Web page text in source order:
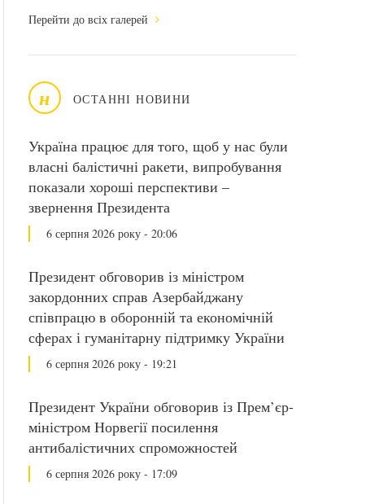
Перейти до всіх галерей
н ОСТАННІ НОВИНИ
Україна працює для того, щоб у нас були
власні балістичні ракети, випробування
показали хороші перспективи –
звернення Президента
6 серпня 2026 року - 20:06
Президент обговорив із міністром
закордонних справ Азербайджану
співпрацю в оборонній та економічній
сферах і гуманітарну підтримку України
6 серпня 2026 року - 19:21
Президент України обговорив із Прем’єр-
міністром Норвегії посилення
антибалістичних спроможностей
6 серпня 2026 року - 17:09